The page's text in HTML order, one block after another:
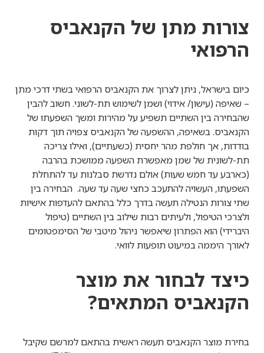
צורות מתן של הקנאביס
הרפואי
כיום בישראל, ניתן לצרוך את הקנאביס הרפואי בשתי דרכי מתן
– שאיפה (עישון/ אידוי) ושמן לשימוש תת-לשוני. חשוב להבין
שהבחירה בין השתיים תשפיע על מהירות ומשך השפעתו של
הקנאביס. בשאיפה, ההשפעה של הקנאביס צפויה תוך דקות
בודדות, אך חולפת מהר יחסית (כשעתיים), ואילו צריכה
תת-לשונית של שמן מאפשרת השפעה ממושכת בהרבה
(כארבע עד חמש שעות) אולם נדרשת סבלנות עד להתחלת
השפעתו, העשויה להתעכב כחצי שעה עד שעה. הבחירה בין
שתי צורות הנטילה תעשה בדרך כלל בהתאם להעדפות אישיות
ולצרכי הטיפול, ולעיתים רבות שילוב בין השתיים (טיפול
היברידי) הוא הפתרון שיאפשר ניהול מיטבי של הסימפטומים
לאורך היממה במיעוט תופעות לוואי.
כיצד לבחור את מוצר
הקנאביס המתאים?
בחירת מוצר הקנאביס תעשה ראשית בהתאם למרשם שקיבל